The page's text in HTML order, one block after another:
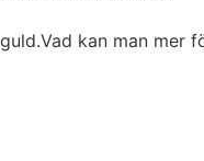
kan man mer